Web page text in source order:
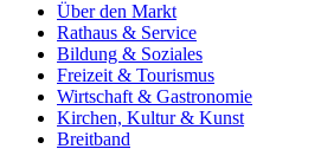
Über den Markt
Rathaus & Service
Bildung & Soziales
Freizeit & Tourismus
Wirtschaft & Gastronomie
Kirchen, Kultur & Kunst
Breitband